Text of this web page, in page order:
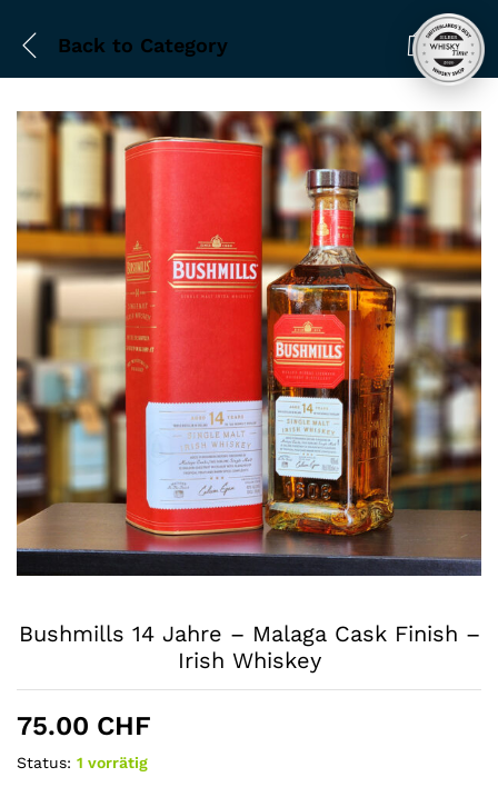
Back to Category 0
Bushmills 14 Jahre – Malaga Cask Finish –
Irish Whiskey
75.00 CHF
Status: 1 vorrätig